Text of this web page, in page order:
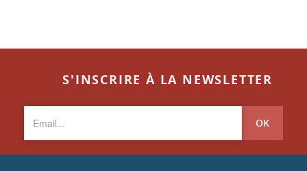
S'INSCRIRE À LA NEWSLETTER
OK